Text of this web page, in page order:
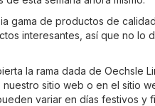
gama de productos de
interesantes, así que no lo
la rama dada de Oechsle
sitio web o en el sitio
variar en días festivos y